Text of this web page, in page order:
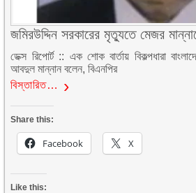
জমিরউদ্দিন সরকারের মৃত্যুতে মেজর
ডেক্স রিপোর্ট :: এক শোক বার্তায় বিকল্পধারা
আবদুল মান্নান বলেন, বিএনপির
বিস্তারিত…
Share this:
Facebook X
Like this: